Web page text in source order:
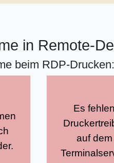
in Remote-
beim RDP-Drucken:
Es fehlen
auf dem